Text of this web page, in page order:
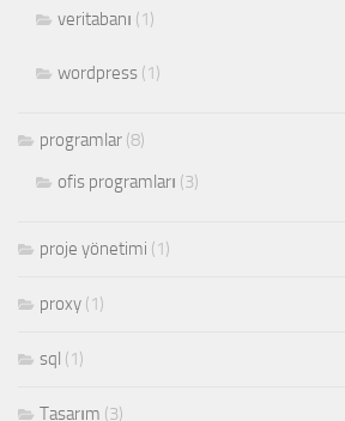
veritabanı (1)
wordpress (1)
programlar (8)
ofis programları (3)
proje yönetimi (1)
proxy (1)
sql (1)
Tasarım (3)